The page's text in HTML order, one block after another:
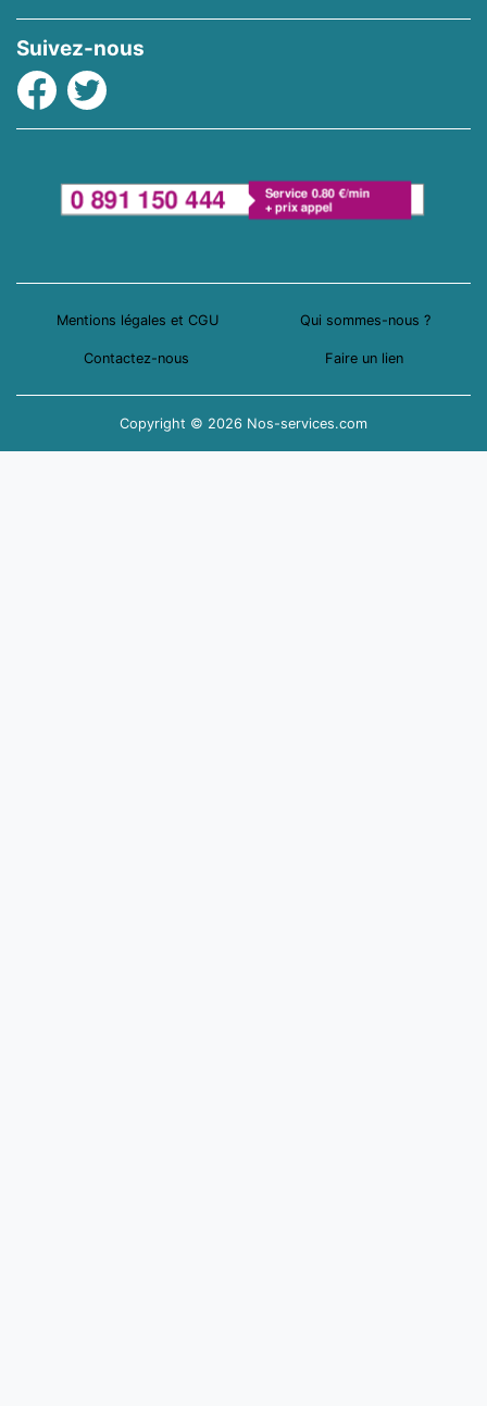
Suivez-nous
Facebook
Twitter
Mentions légales et CGU Qui sommes-nous ?
Contactez-nous Faire un lien
Copyright © 2026 Nos-services.com